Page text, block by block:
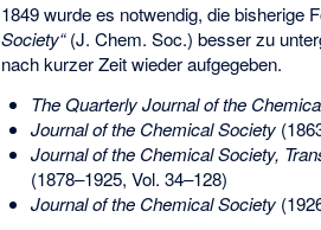
1849 wurde es notwendig, die
Society“(J. Chem. Soc.) besser zu
nach kurzer Zeit wieder aufgegeben.
The Quarterly Journal of the
Journal of the Chemical Society
Journal of the Chemical Society,
(1878–1925, Vol. 34–128)
Journal of the Chemical Society